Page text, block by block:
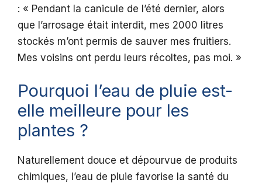
: « Pendant la canicule de l’été dernier, alors
que l’arrosage était interdit, mes 2000 litres
stockés m’ont permis de sauver mes fruitiers.
Mes voisins ont perdu leurs récoltes, pas moi. »
Pourquoi l’eau de pluie est-
elle meilleure pour les
plantes ?
Naturellement douce et dépourvue de produits
chimiques, l’eau de pluie favorise la santé du